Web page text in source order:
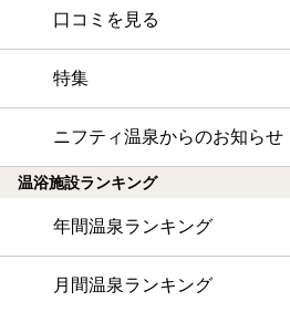
口コミを見る
特集
ニフティ温泉からのお知らせ
温浴施設ランキング
年間温泉ランキング
月間温泉ランキング